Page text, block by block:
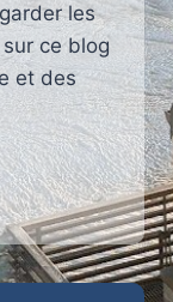
les
ce blog
et des